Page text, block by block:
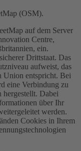
(OSM).
auf dem Server
Centre,
ein.
Drittstaat. Das
aufweist, das
Union entspricht. Bei
eine Verbindung zu
hergestellt. Dabei
über Ihr
werden.
Cookies in Ihrem